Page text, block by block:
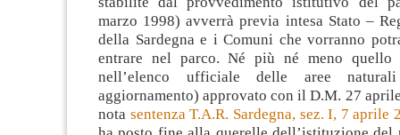
marzo 1998) avverrà previa intesa Stato –
della Sardegna e i Comuni che vorranno
entrare nel parco. Né più né meno quello
nell’elenco ufficiale delle aree
aggiornamento) approvato con il D.M. 27
nota sentenza T.A.R. Sardegna, sez. I, 7 aprile